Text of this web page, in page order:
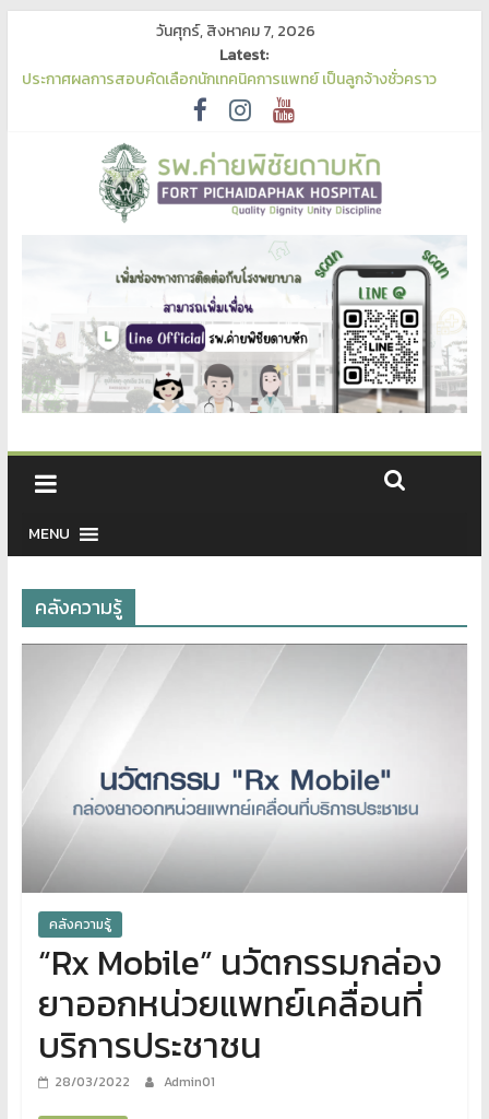
วันศุกร์, สิงหาคม 7, 2026
Latest:
ประกาศผลการสอบคัดเลือกนักเทคนิคการแพทย์ เป็นลูกจ้างชั่วคราว
เผยแพร่ร่างประกาศและร่างเอกสารจัดซื้อจัดจ้าง จ้างเหมาบริการฟอก
เลือดด้วยเครื่องไตเทียมฯ ด้วยวิธีประกวดราคาอิเล็กทรอนิกส์ เพื่อรับฟัง
ประกาศเผยแพร่แผนการจัดซื้อจัดจ้าง ประจำปีงบประมาณ พ.ศ. 2570
ประกาศผู้ชนะการเสนอราคา ประกวดราคาซื้อเครื่องนวดหัวใจแบบ
อัตโนมัติ (Automated Chest Compression)
ประกาศประกวดราคาซื้อเครื่องนวดหัวใจแบบอัตโนมัติ (Automated
Chest Compression)
MENU
คลังความรู้
คลังความรู้
“Rx Mobile” นวัตกรรมกล่อง
ยาออกหน่วยแพทย์เคลื่อนที่
บริการประชาชน
28/03/2022 Admin01